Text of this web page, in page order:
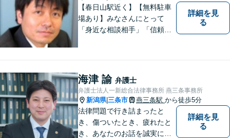
【春日山駅近く】【無料駐車
場あり】みなさんにとって
「身近な相談相手」「信頼で
士】相談にいらっしゃるお一
人お一人の不安や悩みをしっ
かり受け止め、丁寧な対応を
心がけます。お気軽にご相談
ください。
詳細を見
る
海津 諭 弁護士
弁護士法人一新総合法律事務所 燕三条事務所
新潟県| 三条市 燕三条駅 から徒歩5分
法律問題で行き詰まったと
き、傷ついたとき、疲れたと
き、あなたのお話を誠実にお
詳細を見
る